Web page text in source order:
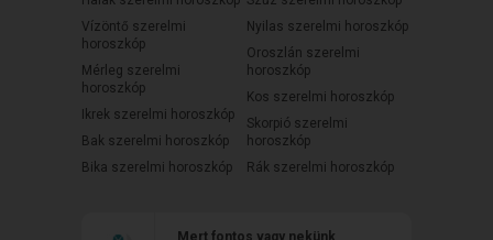
Vízöntő szerelmi
horoszkóp
Mérleg szerelmi
horoszkóp
Ikrek szerelmi horoszkóp
Bak szerelmi horoszkóp
Bika szerelmi horoszkóp
Nyilas szerelmi horoszkóp
Oroszlán szerelmi
horoszkóp
Kos szerelmi horoszkóp
Skorpió szerelmi
horoszkóp
Rák szerelmi horoszkóp
Mert fontos vagy nekünk